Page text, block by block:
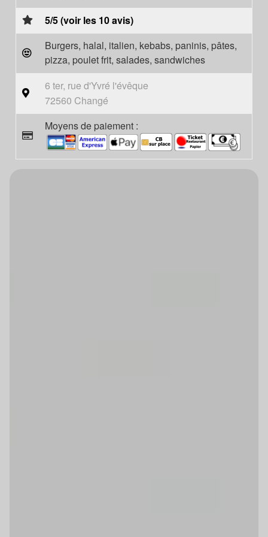
5/5 (voir les 10 avis)
Burgers, halal, italien, kebabs, paninis, pâtes,
pizza, poulet frit, salades, sandwiches
6 ter, rue d'Yvré l'évêque
72560 Changé
Moyens de paiement :